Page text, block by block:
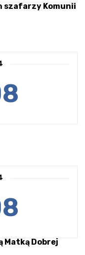
szafarzy Komunii
Matką Dobrej